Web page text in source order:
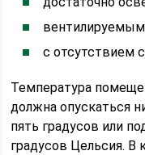
с отсутствием
Температура
должна опускаться
пять градусов или
градусов Цельсия.